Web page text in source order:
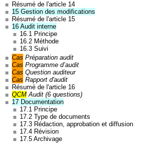
Résumé de l'article 14
15 Gestion des modifications
Résumé de l'article 15
16 Audit interne
16.1 Principe
16.2 Méthode
16.3 Suivi
Cas Préparation audit
Cas Programme d’audit
Cas Question auditeur
Cas Rapport d'audit
Résumé de l'article 16
QCM Audit (6 questions)
17 Documentation
17.1 Principe
17.2 Type de documents
17.3 Rédaction, approbation et diffusion
17.4 Révision
17.5 Archivage